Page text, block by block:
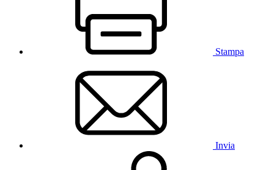
Stampa
Invia